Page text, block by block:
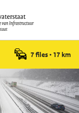
7 files• 17 km